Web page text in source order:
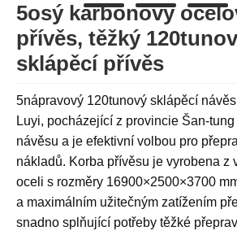
5osý karbonový
přívěs, těžký
sklápěcí přívěs
5nápravový 120tunový sklápěcí
Luyi, pocházející z provincie Šan-
návěsu a je efektivní volbou pro
nákladů. Korba přívěsu je vyrobena z
oceli s rozměry 16900×2500×3700
a maximálním užitečným zatížením
snadno splňující potřeby těžké